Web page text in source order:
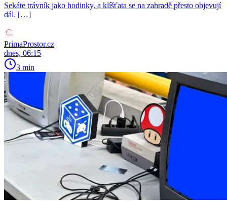
Sekáte trávník jako hodinky, a klíšťata se na zahradě přesto objevují
dál. […]
PrimaProstor.cz
dnes, 06:15
3 min